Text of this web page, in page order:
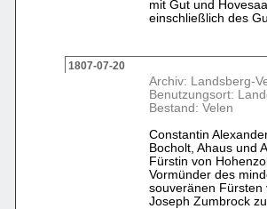
mit Gut und
einschließlich des
1807-07-20
Archiv: Landsberg-
Benutzungsort:
Bestand: Velen
Constantin
Bocholt, Ahaus und
Fürstin von
Vormünder des
souveränen Fürsten
Joseph Zumbrock